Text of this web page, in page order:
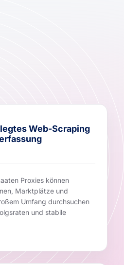
Web-Scraping
Proxies können
Marktplätze und
Umfang durchsuchen
und stabile